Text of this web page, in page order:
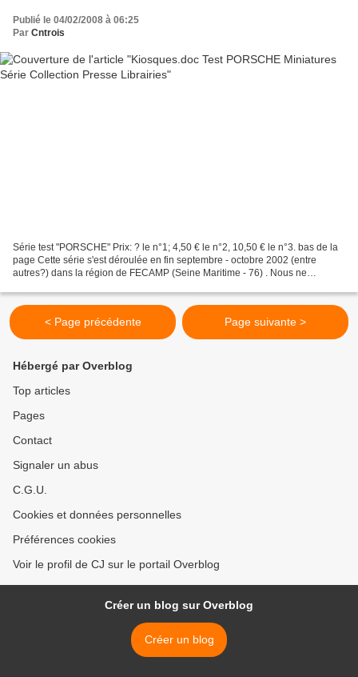
Publié le 04/02/2008 à 06:25
Par Cntrois
Série test "PORSCHE" Prix: ? le n°1; 4,50 € le n°2, 10,50 € le n°3. bas de la
page Cette série s'est déroulée en fin septembre - octobre 2002 (entre
autres?) dans la région de FECAMP (Seine Maritime - 76) . Nous ne
< Page précédente Page suivante >
Hébergé par Overblog
Top articles
Pages
Contact
Signaler un abus
C.G.U.
Cookies et données personnelles
Préférences cookies
Voir le profil de CJ sur le portail Overblog
Créer un blog sur Overblog
Créer un blog